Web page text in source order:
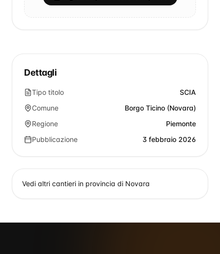
Dettagli
Tipo titolo
SCIA
Comune
Borgo Ticino (Novara)
Regione
Piemonte
Pubblicazione
3 febbraio 2026
Vedi altri cantieri in provincia di Novara